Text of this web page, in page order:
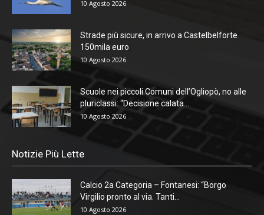
10 Agosto 2026
Strade più sicure, in arrivo a Castelbelforte
150mila euro
10 Agosto 2026
Scuole nei piccoli Comuni dell’Ogliopò, no alle
pluriclassi: “Decisione calata...
10 Agosto 2026
Notizie Più Lette
Calcio 2a Categoria – Fontanesi: “Borgo
Virgilio pronto al via. Tanti...
10 Agosto 2026